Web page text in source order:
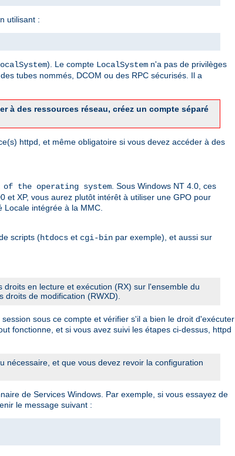
utilisant :
). Le compte LocalSystem n'a pas de privilèges
tubes nommés, DCOM ou des RPC sécurisés. Il a
à des ressources réseau, créez un compte séparé
httpd, et même obligatoire si vous devez accéder à des
the operating system . Sous Windows NT 4.0, ces
et XP, vous aurez plutôt intérêt à utiliser une GPO pour
intégrée à la MMC.
scripts (htdocs et cgi-bin par exemple), et aussi sur
en lecture et exécution (RX) sur l'ensemble du
droits de modification (RWXD).
sous ce compte et vérifier s'il a bien le droit d'exécuter
fonctionne, et si vous avez suivi les étapes ci-dessus, httpd
nécessaire, et que vous devez revoir la configuration
de Services Windows. Par exemple, si vous essayez de
le message suivant :